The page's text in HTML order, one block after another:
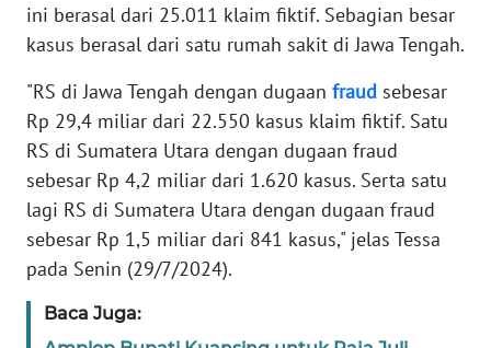
ini berasal dari 25.011 klaim fiktif. Sebagian besar
kasus berasal dari satu rumah sakit di Jawa Tengah.
"RS di Jawa Tengah dengan dugaan fraud sebesar
Rp 29,4 miliar dari 22.550 kasus klaim fiktif. Satu
RS di Sumatera Utara dengan dugaan fraud
sebesar Rp 4,2 miliar dari 1.620 kasus. Serta satu
lagi RS di Sumatera Utara dengan dugaan fraud
sebesar Rp 1,5 miliar dari 841 kasus," jelas Tessa
pada Senin (29/7/2024).
Baca Juga:
KONTAK
KAMI
INFO
IKLAN
KAMI
PEDOMAN
SIBER